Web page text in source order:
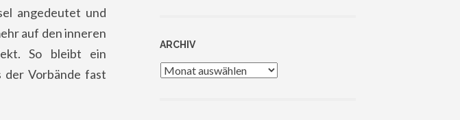
angedeutet und
auf den inneren
So bleibt ein
der Vorbände fast
ARCHIV
Archiv